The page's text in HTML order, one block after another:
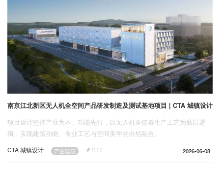
南京江北新区无人机全空间产品研发制造及测试基地项目 | CTA 城镇设计
项目设计坚持产业为本、功能先行，以无人机全链条生产工艺为底层逻
辑，实现建筑功能、专业工艺与空间美学的自然融合。
CTA 城镇设计 产业建筑 2117 2026-06-08